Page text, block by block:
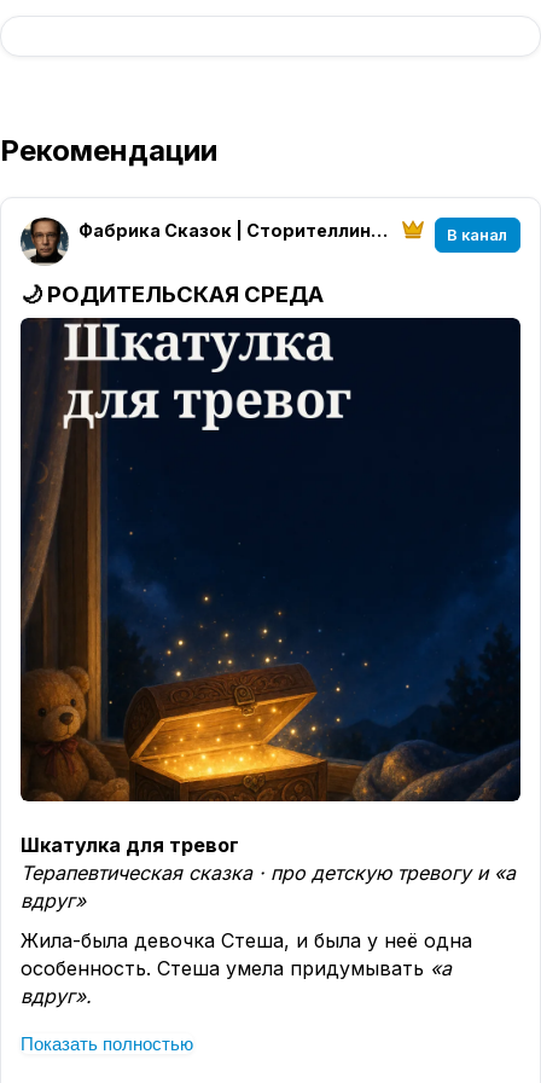
Рекомендации
Фабрика Сказок | Сторителлинг Алексея Высоцкого В канал
🌙 РОДИТЕЛЬСКАЯ СРЕДА
Шкатулка для тревог
Терапевтическая сказка · про детскую тревогу и «а
вдруг»
Жила-была девочка Стеша, и была у неё одна
особенность. Стеша умела придумывать «а
вдруг».
«А вдруг завтра дождь, и мы не пойдём гулять?»
Показать полностью